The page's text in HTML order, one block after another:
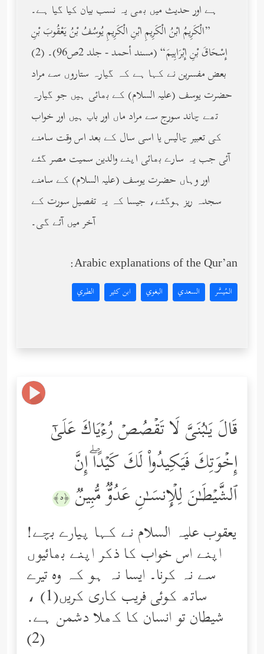
ہے اور حدیث میں بھی یہ نسب بیان کیا گیا ہے۔
”الْكَرِيمُ ابْنُ الْكَرِيمِ ابْنِ الْكَرِيمِ يُوسُفُ بْنُ يَعْقُوبَ بْنِ
إِسْحَاقَ بْنِ إِبْرَاهِيمَ“ (مسند أحمد - جلد 2ص96)۔ (2)
بعض مفسرین نے کہا ہے کہ گیارہ ستاروں سے مراد
حضرت یوسف (عليه السلام) کے بھائی ہیں جو گیارہ
تھے چاند سورج سے مراد ماں اور باپ ہیں اور خواب
کی تعبیر چالیس یا اسی سال کے بعد اس وقت سامنے
آئی جب یہ سارے بھائی اپنے والدین سمیت مصر گئے
اور وہاں حضرت یوسف (عليه السلام) کے سامنے
سجدہ ریز ہوگئے، جیسا کہ یہ تفصیل سورت کے
آخر میں آئے گی۔
Arabic explanations of the Qur’an:
المُيسَّر السعدي البغوي ابن كثير الطبري
قَالَ یَـٰبُنَیَّ لَا تَقۡصُصۡ رُءۡیَاكَ عَلَىٰۤ
إِخۡوَتِكَ فَیَكِیدُواْ لَكَ كَیۡدًاۖ إِنَّ
ٱلشَّیۡطَـٰنَ لِلۡإِنسَـٰنِ عَدُوࣱّ مُّبِینࣱ ﴿٥﴾
یعقوب علیہ السلام نے کہا پیارے بچے!
اپنے اس خواب کا ذکر اپنے بھائیوں
سے نہ کرنا۔ ایسا نہ ہو کہ وه تیرے
ساتھ کوئی فریب کاری کریں(1) ،
شیطان تو انسان کا کھلا دشمن ہے.
(2)